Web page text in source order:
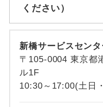
ください）
新橋サービスセンタ
〒105-0004 東京都
ル1F
10:30～17:00(土日